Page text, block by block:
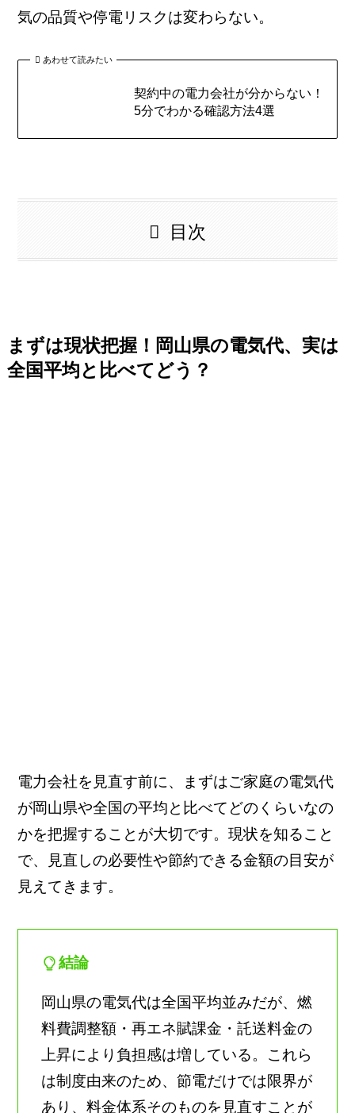
気の品質や停電リスクは変わらない。
あわせて読みたい
契約中の電力会社が分からない！
5分でわかる確認方法4選
目次
まずは現状把握！岡山県の電気代、実は
全国平均と比べてどう？
電力会社を見直す前に、まずはご家庭の電気代
が岡山県や全国の平均と比べてどのくらいなの
かを把握することが大切です。現状を知ること
で、見直しの必要性や節約できる金額の目安が
見えてきます。
結論
岡山県の電気代は全国平均並みだが、燃
料費調整額・再エネ賦課金・託送料金の
上昇により負担感は増している。これら
は制度由来のため、節電だけでは限界が
あり、料金体系そのものを見直すことが